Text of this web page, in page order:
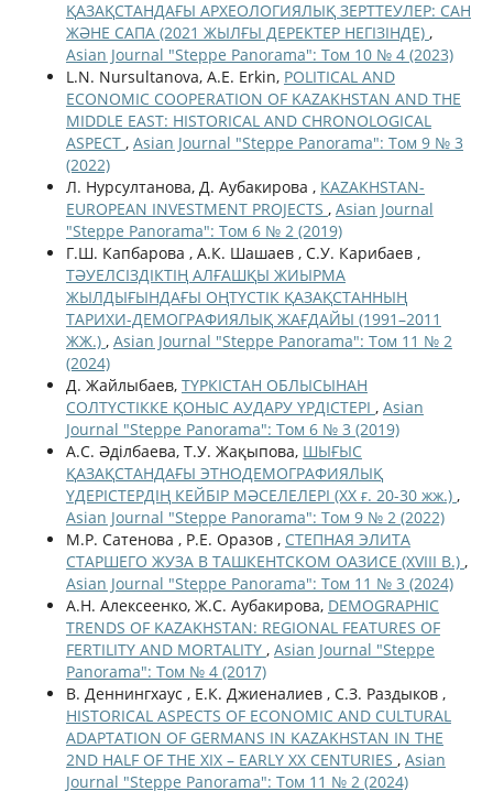
ҚАЗАҚСТАНДАҒЫ АРХЕОЛОГИЯЛЫҚ ЗЕРТТЕУЛЕР: САН
ЖӘНЕ САПА (2021 ЖЫЛҒЫ ДЕРЕКТЕР НЕГІЗІНДЕ) ,
Asian Journal "Steppe Panorama": Том 10 № 4 (2023)
L.N. Nursultanova, A.E. Erkin, POLITICAL AND
ECONOMIC COOPERATION OF KAZAKHSTAN AND THE
MIDDLE EAST: HISTORICAL AND CHRONOLOGICAL
ASPECT , Asian Journal "Steppe Panorama": Том 9 № 3
(2022)
Л. Нурсултанова, Д. Аубакирова , KAZAKHSTAN-
EUROPEAN INVESTMENT PROJECTS , Asian Journal
"Steppe Panorama": Том 6 № 2 (2019)
Г.Ш. Капбарова , А.К. Шашаев , С.У. Карибаев ,
ТӘУЕЛСІЗДІКТІҢ АЛҒАШҚЫ ЖИЫРМА
ЖЫЛДЫҒЫНДАҒЫ ОҢТҮСТІК ҚАЗАҚСТАННЫҢ
ТАРИХИ-ДЕМОГРАФИЯЛЫҚ ЖАҒДАЙЫ (1991–2011
ЖЖ.) , Asian Journal "Steppe Panorama": Том 11 № 2
(2024)
Д. Жайлыбаев, ТҮРКІСТАН ОБЛЫСЫНАН
СОЛТҮСТІККЕ ҚОНЫС АУДАРУ ҮРДІСТЕРІ , Asian
Journal "Steppe Panorama": Том 6 № 3 (2019)
А.С. Әділбаева, Т.У. Жақыпова, ШЫҒЫС
ҚАЗАҚСТАНДАҒЫ ЭТНОДЕМОГРАФИЯЛЫҚ
ҮДЕРІСТЕРДІҢ КЕЙБІР МӘСЕЛЕЛЕРІ (ХХ ғ. 20-30 жж.) ,
Asian Journal "Steppe Panorama": Том 9 № 2 (2022)
М.Р. Сатенова , Р.Е. Оразов , СТЕПНАЯ ЭЛИТА
СТАРШЕГО ЖУЗА В ТАШКЕНТСКОМ ОАЗИСЕ (XVIII В.) ,
Asian Journal "Steppe Panorama": Том 11 № 3 (2024)
А.Н. Алексеенко, Ж.С. Аубакирова, DEMOGRAPHIC
TRENDS OF KAZAKHSTAN: REGIONAL FEATURES OF
FERTILITY AND MORTALITY , Asian Journal "Steppe
Panorama": Том № 4 (2017)
В. Деннингхаус , Е.К. Джиеналиев , С.З. Раздыков ,
HISTORICAL ASPECTS OF ECONOMIC AND CULTURAL
ADAPTATION OF GERMANS IN KAZAKHSTAN IN THE
2ND HALF OF THE XIX – EARLY XX CENTURIES , Asian
Journal "Steppe Panorama": Том 11 № 2 (2024)